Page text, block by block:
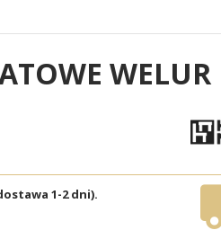
WELUR
1-2 dni).